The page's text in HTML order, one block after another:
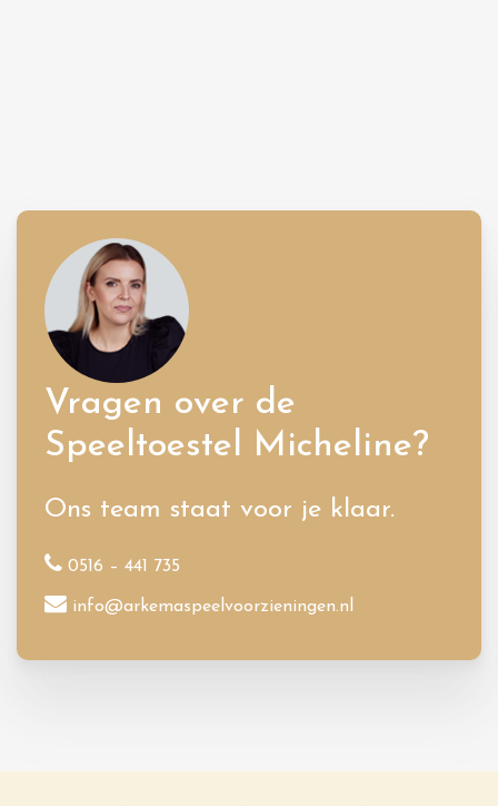
Vragen over de
Speeltoestel Micheline?
Ons team staat voor je klaar.
0516 – 441 735
info@arkemaspeelvoorzieningen.nl